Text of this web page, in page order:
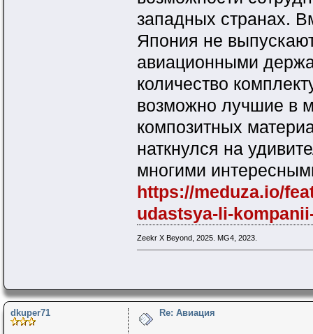
западных странах.
Япония не
авиационными
количество
возможно лучшие в
композитных
наткнулся на
многими
https://meduza.io/
udastsya-li-
Zeekr X Beyond, 2025. MG4, 2023.
dkuper71 Re: Авиация